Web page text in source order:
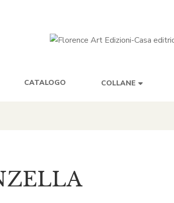
CATALOGO COLLANE